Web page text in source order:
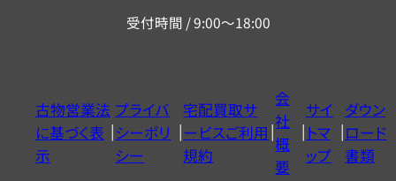
ー
ヤ
ル
0120604117
受付時間 / 9:00～18:00
古物営業法
に基づく表
示
プライバ
シーポリ
シー
宅配買取サ
ービスご利用
規約
会
社
概
要
サイ
トマ
ップ
ダウン
ロード
書類